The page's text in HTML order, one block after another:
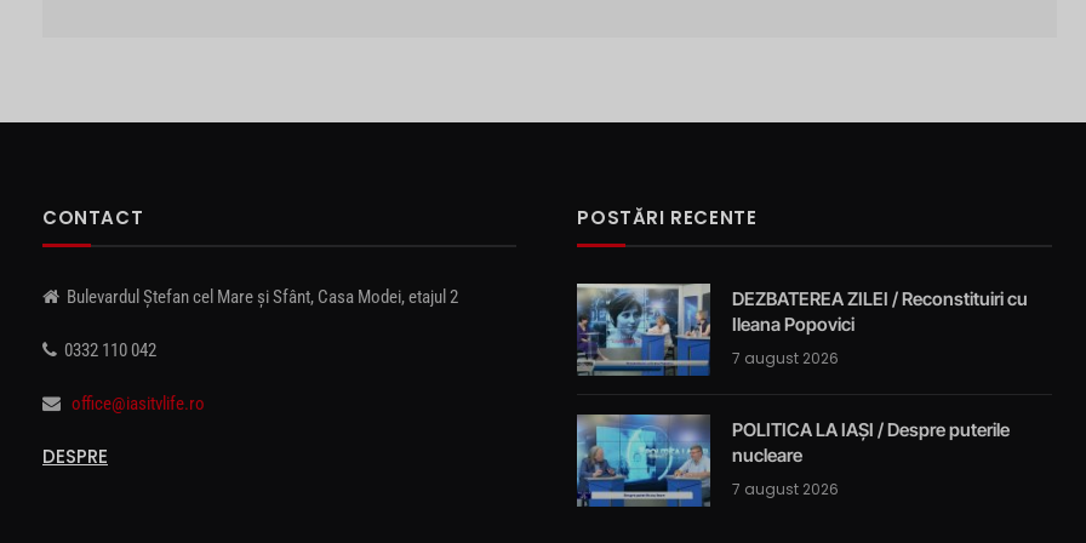
CONTACT
Bulevardul Ștefan cel Mare și Sfânt, Casa Modei, etajul 2
0332 110 042
office@iasitvlife.ro
DESPRE
POSTĂRI RECENTE
DEZBATEREA ZILEI / Reconstituiri cu
Ileana Popovici
7 august 2026
POLITICA LA IAȘI / Despre puterile
nucleare
7 august 2026